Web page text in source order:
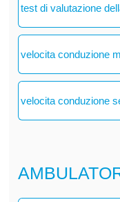
test di valutazione
velocita conduzione
velocita conduzione